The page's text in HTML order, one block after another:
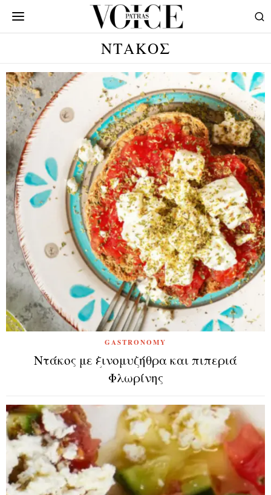
ΝΤΑΚΟΣ
GASTRONOMY
Ντάκος με ξινομυζήθρα και πιπεριά
Φλωρίνης